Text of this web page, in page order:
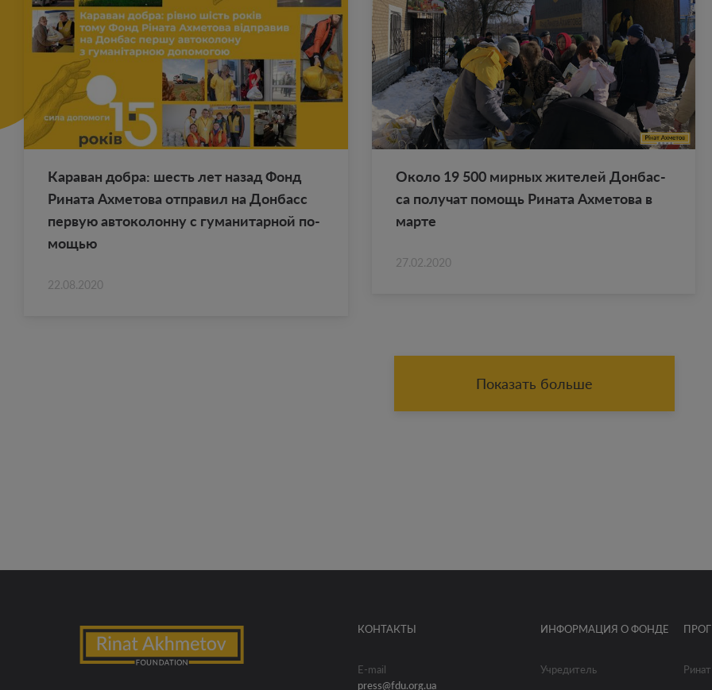
Ка­ра­ван добра: шесть лет назад Фонд
Ри­на­та Ах­ме­то­ва от­пра­вил на Дон­басс
первую ав­то­ко­лон­ну с гу­ма­ни­тар­ной по­
мо­щью
22.08.2020
Около 19 500 мир­ных жи­те­лей Дон­бас­
са по­лу­чат по­мощь Ри­на­та Ах­ме­то­ва в
марте
27.02.2020
Показать больше
КОНТАКТЫ
E-mail
press@fdu.org.ua
ИНФОРМАЦИЯ О ФОНДЕ
Учредитель